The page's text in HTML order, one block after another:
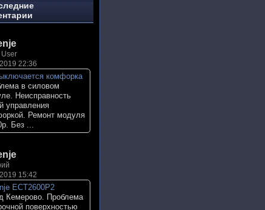
22:36
комфорка
в силовом
Неисправность
управления
Ремонт модуля
Без ...
15:42
ECT2600P2
Кемерово. Проблема
поверхностью